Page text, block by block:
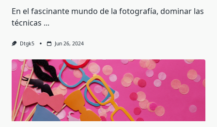
En el fascinante mundo de la fotografía, dominar las
técnicas ...
Dtgk5 Jun 26, 2024